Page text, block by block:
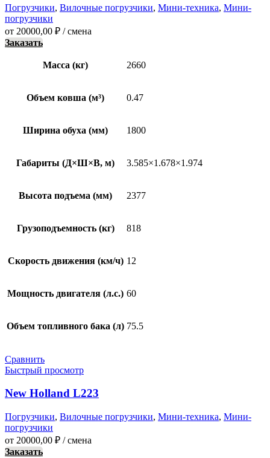
Погрузчики, Вилочные погрузчики, Мини-техника, Мини-
погрузчики
от 20000,00 ₽ / смена
Заказать
Масса (кг) 2660
Объем ковша (м³) 0.47
Ширина обуха (мм) 1800
Габариты (Д×Ш×В, м) 3.585×1.678×1.974
Высота подъема (мм) 2377
Грузоподъемность (кг) 818
Скорость движения (км/ч) 12
Мощность двигателя (л.с.) 60
Объем топливного бака (л) 75.5
Сравнить
Быстрый просмотр
New Holland L223
Погрузчики, Вилочные погрузчики, Мини-техника, Мини-
погрузчики
от 20000,00 ₽ / смена
Заказать